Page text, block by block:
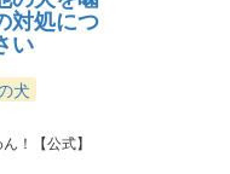
対処につ
い
犬
！【公式】